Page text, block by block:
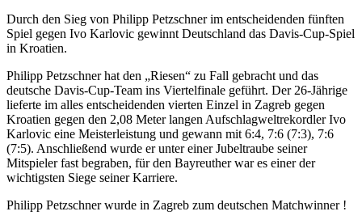
Durch den Sieg von Philipp Petzschner im entscheidenden fünften
Spiel gegen Ivo Karlovic gewinnt Deutschland das Davis-Cup-Spiel
in Kroatien.
Philipp Petzschner hat den „Riesen“ zu Fall gebracht und das
deutsche Davis-Cup-Team ins Viertelfinale geführt. Der 26-Jährige
lieferte im alles entscheidenden vierten Einzel in Zagreb gegen
Kroatien gegen den 2,08 Meter langen Aufschlagweltrekordler Ivo
Karlovic eine Meisterleistung und gewann mit 6:4, 7:6 (7:3), 7:6
(7:5). Anschließend wurde er unter einer Jubeltraube seiner
Mitspieler fast begraben, für den Bayreuther war es einer der
wichtigsten Siege seiner Karriere.
Philipp Petzschner wurde in Zagreb zum deutschen Matchwinner !